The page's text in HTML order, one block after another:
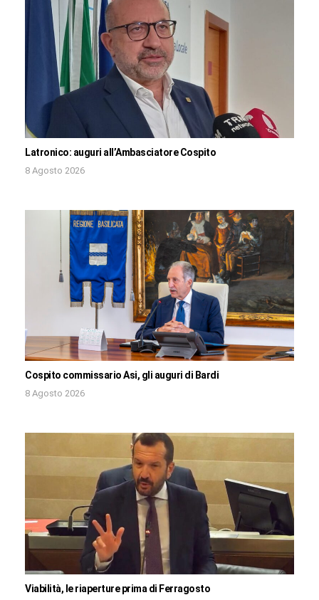
Latronico: auguri all’Ambasciatore Cospito
8 Agosto 2026
Cospito commissario Asi, gli auguri di Bardi
8 Agosto 2026
Viabilità, le riaperture prima di Ferragosto